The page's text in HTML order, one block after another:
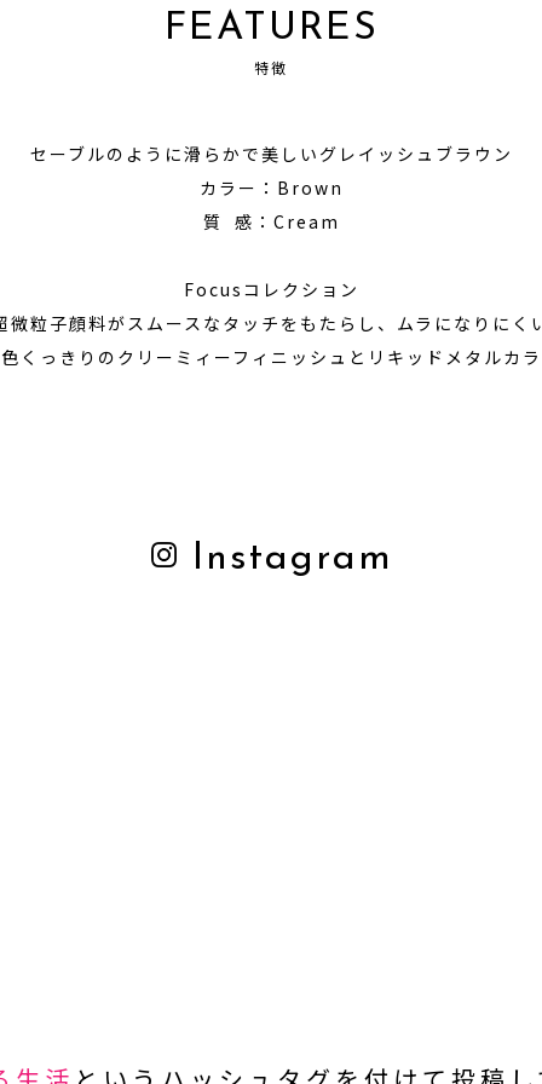
FEATURES
特徴
セーブルのように滑らかで美しいグレイッシュブラウン
カラー：Brown
質 感：Cream
Focusコレクション
微粒子顔料がスムースなタッチをもたらし、ムラになりにく
くっきりのクリーミィーフィニッシュとリキッドメタルカ
Instagram